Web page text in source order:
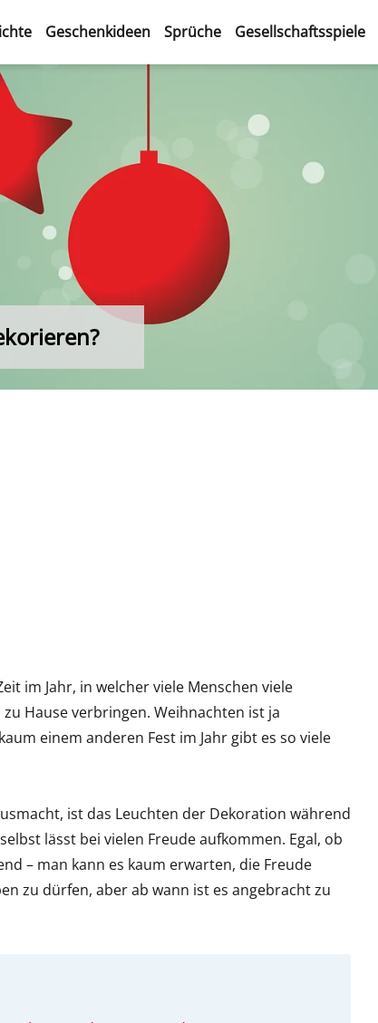
Geschenkideen Sprüche Gesellschaftsspiele
im Jahr, in welcher viele Menschen viele
Hause verbringen. Weihnachten ist ja
einem anderen Fest im Jahr gibt es so viele
ist das Leuchten der Dekoration während
lässt bei vielen Freude aufkommen. Egal, ob
– man kann es kaum erwarten, die Freude
zu dürfen, aber ab wann ist es angebracht zu